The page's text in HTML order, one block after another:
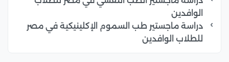
الوافدين
دراسة ماجستير طب السموم الإكلينيكية في مصر
للطلاب الوافدين